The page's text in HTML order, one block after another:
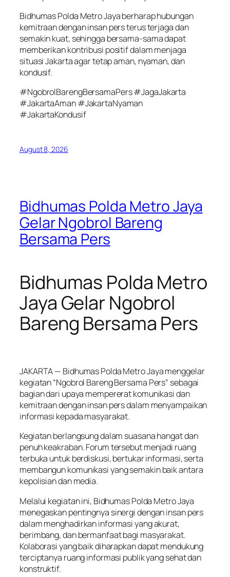
Bidhumas Polda Metro Jaya berharap hubungan
kemitraan dengan insan pers terus terjaga dan
semakin kuat, sehingga bersama-sama dapat
memberikan kontribusi positif dalam menjaga
situasi Jakarta agar tetap aman, nyaman, dan
kondusif.
#NgobrolBarengBersamaPers #JagaJakarta
#JakartaAman #JakartaNyaman
#JakartaKondusif
August 8, 2026
Bidhumas Polda Metro Jaya
Gelar Ngobrol Bareng
Bersama Pers
Bidhumas Polda Metro
Jaya Gelar Ngobrol
Bareng Bersama Pers
JAKARTA — Bidhumas Polda Metro Jaya menggelar
kegiatan “Ngobrol Bareng Bersama Pers” sebagai
bagian dari upaya mempererat komunikasi dan
kemitraan dengan insan pers dalam menyampaikan
informasi kepada masyarakat.
Kegiatan berlangsung dalam suasana hangat dan
penuh keakraban. Forum tersebut menjadi ruang
terbuka untuk berdiskusi, bertukar informasi, serta
membangun komunikasi yang semakin baik antara
kepolisian dan media.
Melalui kegiatan ini, Bidhumas Polda Metro Jaya
menegaskan pentingnya sinergi dengan insan pers
dalam menghadirkan informasi yang akurat,
berimbang, dan bermanfaat bagi masyarakat.
Kolaborasi yang baik diharapkan dapat mendukung
terciptanya ruang informasi publik yang sehat dan
konstruktif.